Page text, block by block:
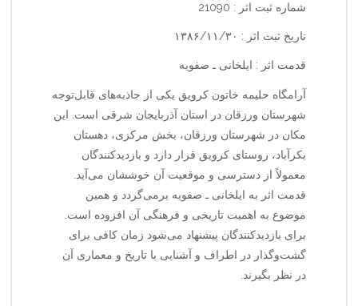
شماره ثبت اثر : 21090
تاریخ ثبت اثر : ۱۳۸۶/۱۱/۳۰
قدمت اثر : ایلخانی ـ صفویه
آرامگاه حلیمه خاتون کرویق یکی از جاذبه‌های قابل‌توجه
شهرستان ورزقان در استان آذربایجان شرقی است. این
مکان در شهرستان ورزقان، بخش مرکزی، دهستان
بکرآباد، روستای کرویق قرار دارد و بازدیدکنندگان
معمولاً از دسترسی و موقعیت آن خوششان می‌آید.
قدمت اثر به ایلخانی ـ صفویه برمی‌گردد و همین
موضوع به اهمیت تاریخی و فرهنگی آن افزوده است.
برای بازدیدکنندگان پیشنهاد می‌شود زمان کافی برای
گشت‌وگذار در اطراف و آشنایی با تاریخ و معماری آن
در نظر بگیرند.